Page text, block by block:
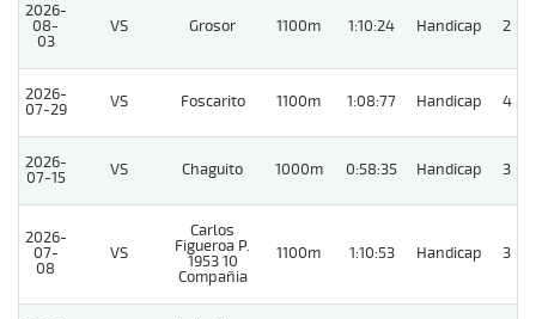
2026-
08-
03
VS Grosor 1100m 1:10:24 Handicap 2
2026-
07-29
VS Foscarito 1100m 1:08:77 Handicap 4
2026-
07-15
VS Chaguito 1000m 0:58:35 Handicap 3
2026-
07-
08
VS
Carlos
Figueroa P.
1953 10
Compañia
1100m 1:10:53 Handicap 3